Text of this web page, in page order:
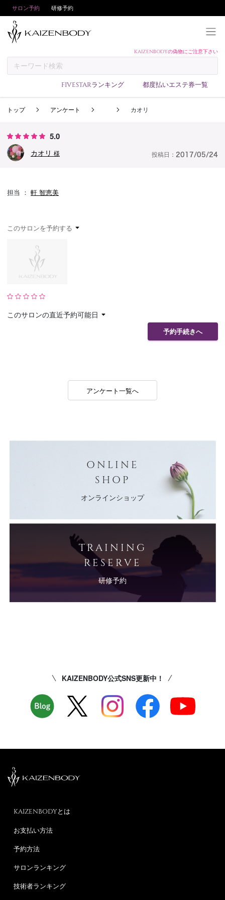
サロン予約 研修予約
KAIZENBODYの偽物にご注意下さい
FIVESTARランキング 都度払いエステ券一覧
予約方法
サロンランキング
トップ アンケート カオリ
5.0
カオリ 様 投稿日： 2017/05/24
担当 ： 軒 智恵美
このサロンを予約する
このサロンの直近予約可能日
予約手続きへ
アンケート一覧へ
ONLINE
SHOP
オンラインショップ
TRAINING
RESERVE
研修予約
KAIZENBODY公式SNS更新中！
KAIZENBODYとは
お支払い方法
予約方法
サロンランキング
技術者ランキング